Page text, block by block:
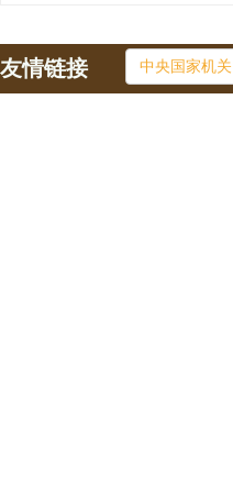
友情链接 中央国家机关